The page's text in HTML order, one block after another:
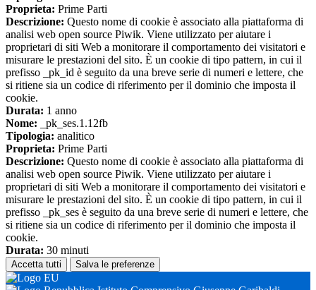
Proprieta: Prime Parti
Descrizione: Questo nome di cookie è associato alla piattaforma di
analisi web open source Piwik. Viene utilizzato per aiutare i
proprietari di siti Web a monitorare il comportamento dei visitatori e
misurare le prestazioni del sito. È un cookie di tipo pattern, in cui il
prefisso _pk_id è seguito da una breve serie di numeri e lettere, che
si ritiene sia un codice di riferimento per il dominio che imposta il
cookie.
Durata: 1 anno
Nome: _pk_ses.1.12fb
Tipologia: analitico
Proprieta: Prime Parti
Descrizione: Questo nome di cookie è associato alla piattaforma di
analisi web open source Piwik. Viene utilizzato per aiutare i
proprietari di siti Web a monitorare il comportamento dei visitatori e
misurare le prestazioni del sito. È un cookie di tipo pattern, in cui il
prefisso _pk_ses è seguito da una breve serie di numeri e lettere, che
si ritiene sia un codice di riferimento per il dominio che imposta il
cookie.
Durata: 30 minuti
Accetta tutti Salva le preferenze